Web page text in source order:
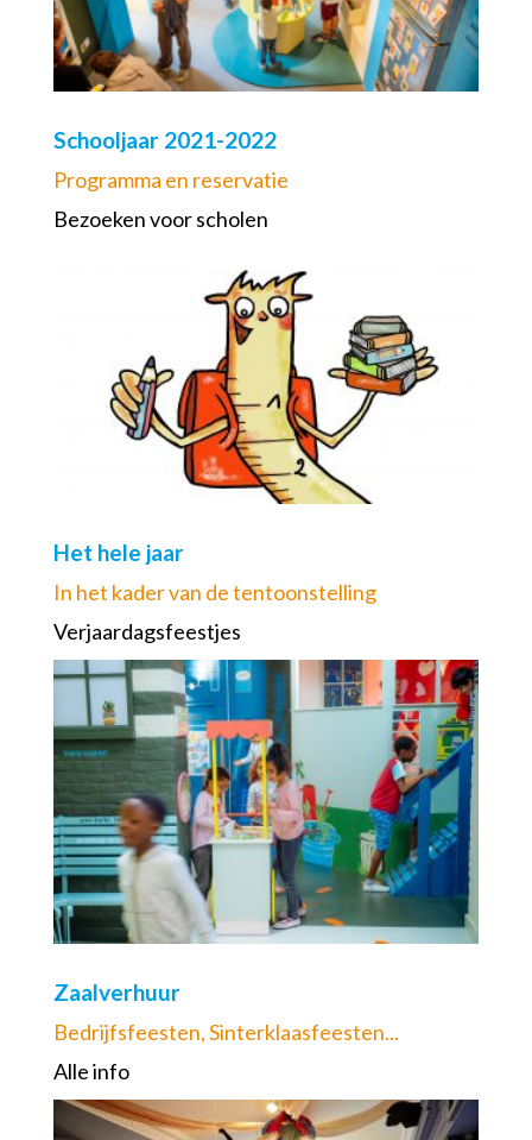
Schooljaar 2021-2022
Programma en reservatie
Bezoeken voor scholen
Het hele jaar
In het kader van de tentoonstelling
Verjaardagsfeestjes
Zaalverhuur
Bedrijfsfeesten, Sinterklaasfeesten...
Alle info